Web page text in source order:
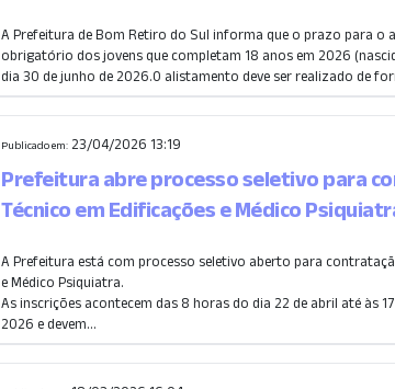
A Prefeitura de Bom Retiro do Sul informa que o prazo para o
obrigatório dos jovens que completam 18 anos em 2026
dia 30 de junho de 2026.O alistamento deve ser realizado de
Publicado em: 23/04/2026 13:19
Prefeitura abre processo seletivo para
Técnico em Edificações e Médico
A Prefeitura está com processo seletivo aberto para
e Médico Psiquiatra.
As inscrições acontecem das 8 horas do dia 22 de abril até às
2026 e devem...